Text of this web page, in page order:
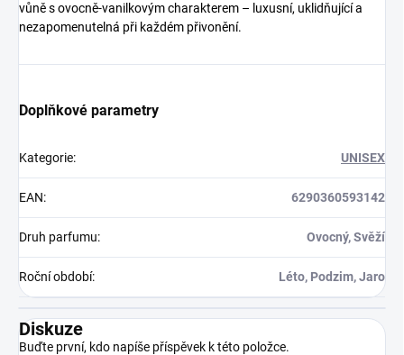
vůně s ovocně-vanilkovým charakterem – luxusní, uklidňující a
nezapomenutelná při každém přivonění.
Doplňkové parametry
Kategorie: UNISEX
EAN: 6290360593142
Druh parfumu: Ovocný, Svěží
Roční období: Léto, Podzim, Jaro
Diskuze
Buďte první, kdo napíše příspěvek k této položce.